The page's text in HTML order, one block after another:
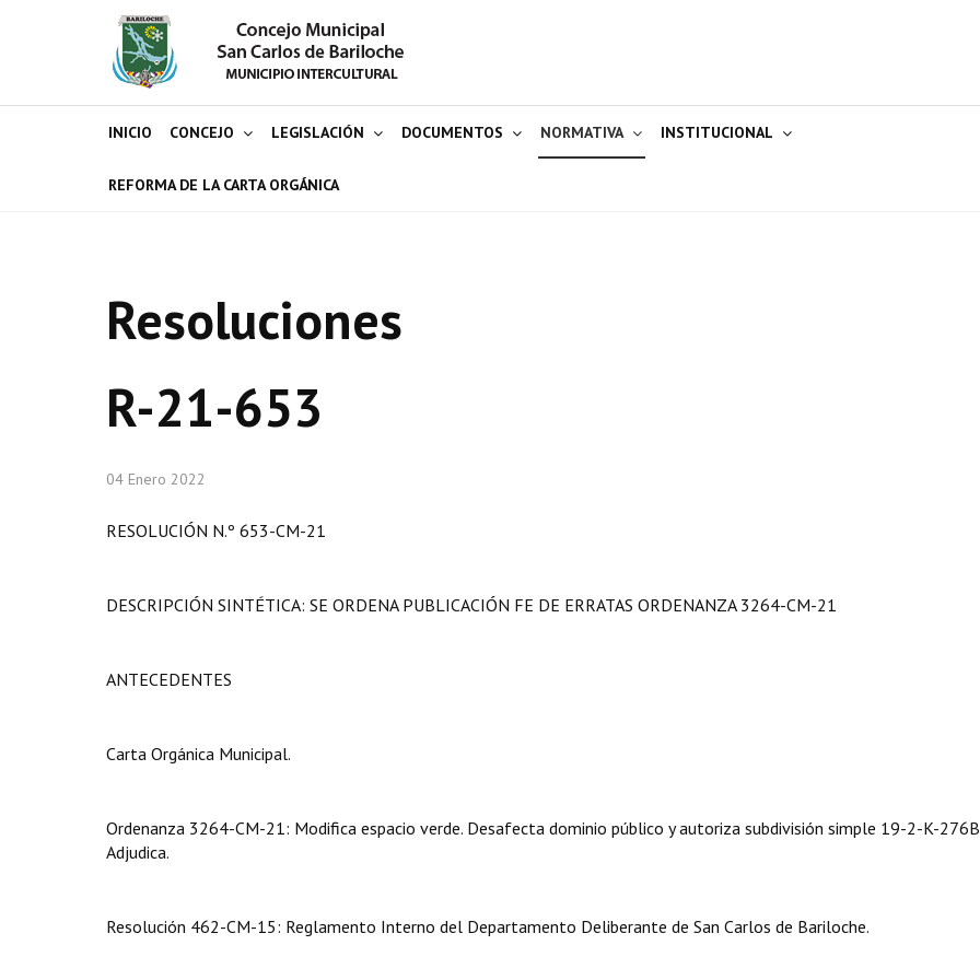
INICIO CONCEJO LEGISLACIÓN DOCUMENTOS NORMATIVA INSTITUCIONAL
REFORMA DE LA CARTA ORGÁNICA
Resoluciones
R-21-653
04 Enero 2022
RESOLUCIÓN N.º 653-CM-21
DESCRIPCIÓN SINTÉTICA: SE ORDENA PUBLICACIÓN FE DE ERRATAS ORDENANZA 3264-CM-21
ANTECEDENTES
Carta Orgánica Municipal.
Ordenanza 3264-CM-21: Modifica espacio verde. Desafecta dominio público y autoriza subdivisión simple 19-2-K-
Adjudica.
Resolución 462-CM-15: Reglamento Interno del Departamento Deliberante de San Carlos de Bariloche.